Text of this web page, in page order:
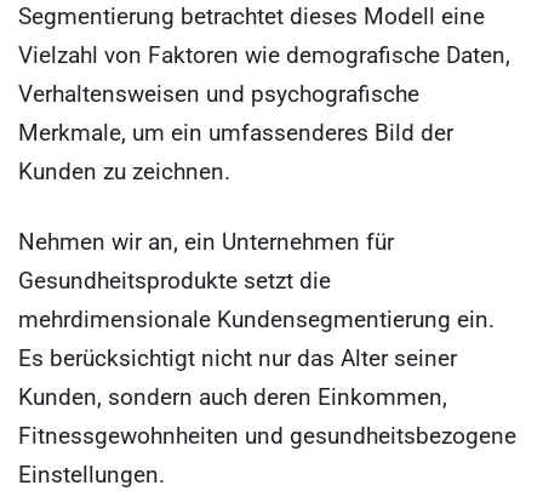
Segmentierung betrachtet dieses Modell eine
Vielzahl von Faktoren wie demografische Daten,
Verhaltensweisen und psychografische
Merkmale, um ein umfassenderes Bild der
Kunden zu zeichnen.
Nehmen wir an, ein Unternehmen für
Gesundheitsprodukte setzt die
mehrdimensionale Kundensegmentierung ein.
Es berücksichtigt nicht nur das Alter seiner
Kunden, sondern auch deren Einkommen,
Fitnessgewohnheiten und gesundheitsbezogene
Einstellungen.